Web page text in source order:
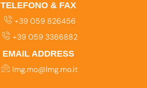
TELEFONO & FAX
+39 059 826456
+39 059 3366882
EMAIL ADDRESS
lmg.mo@lmg.mo.it